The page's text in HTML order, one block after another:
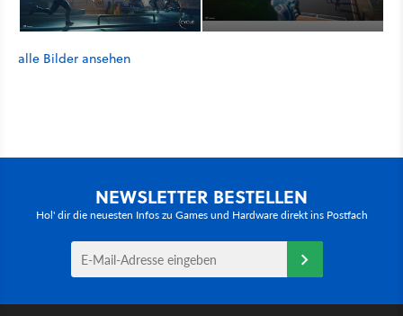
alle Bilder ansehen
NEWSLETTER BESTELLEN
Hol' dir die neuesten Infos zu Games und Hardware direkt ins Postfach